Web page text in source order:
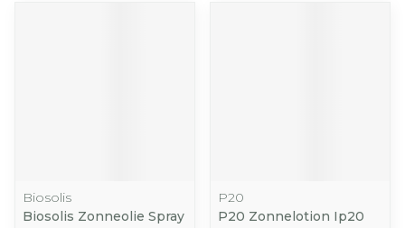
Biosolis
Biosolis Zonneolie Spray
P20
P20 Zonnelotion Ip20